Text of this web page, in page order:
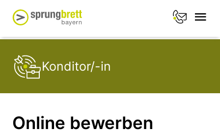
Konditor/-in
Online bewerben